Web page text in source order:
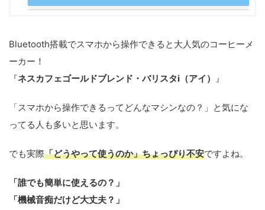
Bluetooth搭載でスマホから操作できると大人気のコーヒーメ
ーカー！
『ネスカフェゴールドブレンド・バリスタi（アイ） 』
「スマホから操作できるってどんなマシンなの？」と気にな
ってる人も多いと思います。
でも実際「どうやって使うのか」ちょっぴり不安ですよね。
「誰でも簡単に使えるの？」
「機械音痴だけど大丈夫？」